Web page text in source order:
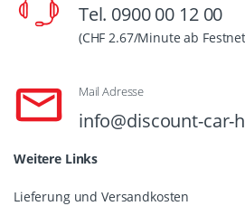
Tel. 0900 00 12 00
(CHF 2.67/Minute ab
Mail Adresse
info@discount-car-
Weitere Links
Lieferung und Versandkosten